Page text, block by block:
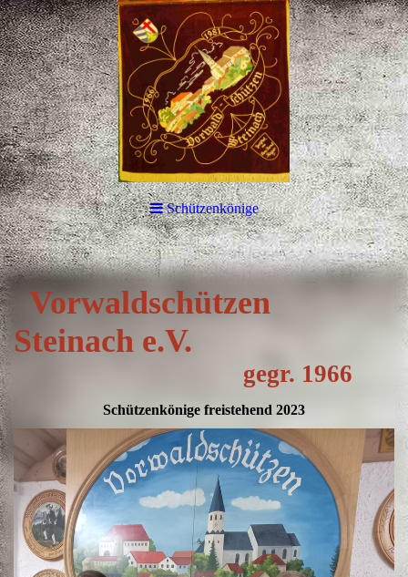
Schützenkönige
Vorwaldschützen
Steinach e.V.
gegr. 1966
Schützenkönige freistehend 2023